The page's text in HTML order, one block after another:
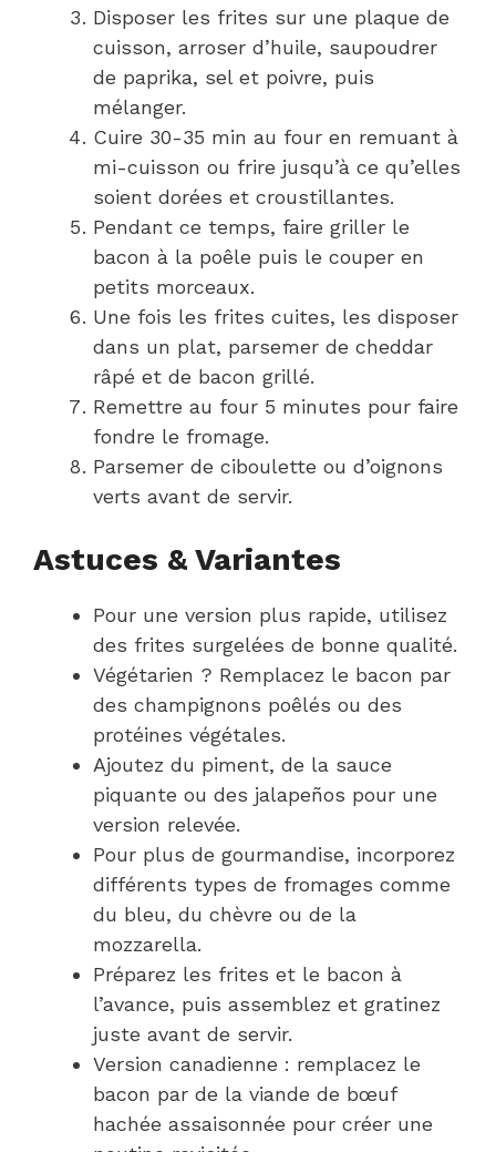
Disposer les frites sur une plaque de
cuisson, arroser d’huile, saupoudrer
de paprika, sel et poivre, puis
mélanger.
Cuire 30-35 min au four en remuant à
mi-cuisson ou frire jusqu’à ce qu’elles
soient dorées et croustillantes.
Pendant ce temps, faire griller le
bacon à la poêle puis le couper en
petits morceaux.
Une fois les frites cuites, les disposer
dans un plat, parsemer de cheddar
râpé et de bacon grillé.
Remettre au four 5 minutes pour faire
fondre le fromage.
Parsemer de ciboulette ou d’oignons
verts avant de servir.
Astuces & Variantes
Pour une version plus rapide, utilisez
des frites surgelées de bonne qualité.
Végétarien ? Remplacez le bacon par
des champignons poêlés ou des
protéines végétales.
Ajoutez du piment, de la sauce
piquante ou des jalapeños pour une
version relevée.
Pour plus de gourmandise, incorporez
différents types de fromages comme
du bleu, du chèvre ou de la
mozzarella.
Préparez les frites et le bacon à
l’avance, puis assemblez et gratinez
juste avant de servir.
Version canadienne : remplacez le
bacon par de la viande de bœuf
hachée assaisonnée pour créer une